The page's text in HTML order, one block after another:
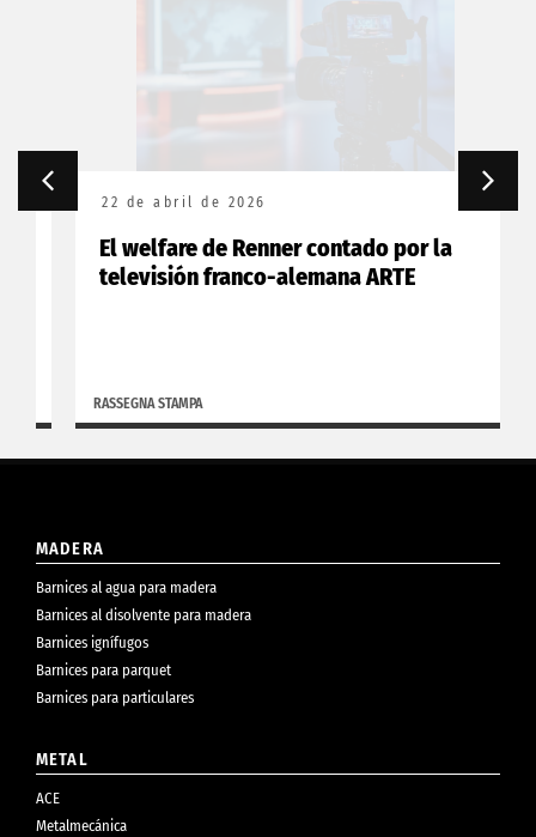
22 de abril de 2026
El welfare de Renner contado por la
televisión franco-alemana ARTE
RASSEGNA STAMPA
MADERA
Barnices al agua para madera
Barnices al disolvente para madera
Barnices ignífugos
Barnices para parquet
Barnices para particulares
METAL
ACE
Metalmecánica